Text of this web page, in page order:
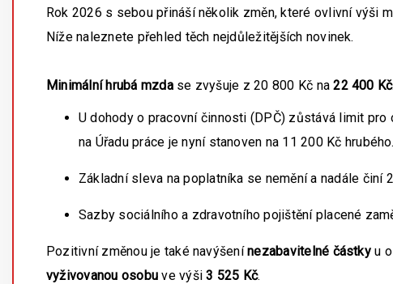
Rok 2026 s sebou přináší několik změn, které ovlivní výši
Níže naleznete přehled těch nejdůležitějších novinek.
Minimální hrubá mzdase zvyšuje z 20 800 Kč na22 400 Kč
U dohody o pracovní činnosti (DPČ) zůstává limit
na Úřadu práce je nyní stanoven na 11 200 Kč hrubého.
Základní sleva na poplatníka se nemění a nadále
Sazby sociálního a zdravotního pojištění placené
Pozitivní změnou je také navýšenínezabavitelné částkyu
vyživovanou osobu ve výši3 525 Kč.